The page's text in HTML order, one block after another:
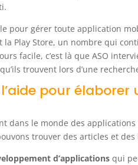
pour gérer toute application
la Play Store, un nombre qui
facile, c’est là que ASO
trouvent lors d’une
pour élaborer
le monde des applications
trouver des articles et
d’applications qui